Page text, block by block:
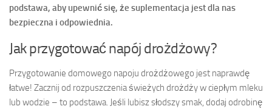
podstawa, aby upewnić się, że suplementacja jest dla nas
bezpieczna i odpowiednia.
Jak przygotować napój drożdżowy?
Przygotowanie domowego napoju drożdżowego jest naprawdę
łatwe! Zacznij od rozpuszczenia świeżych drożdży w ciepłym mleku
lub wodzie – to podstawa. Jeśli lubisz słodszy smak, dodaj odrobinę